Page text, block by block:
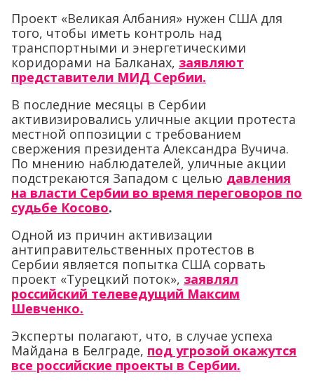
Проект «Великая Албания» нужен США для
того, чтобы иметь контроль над
транспортными и энергетическими
коридорами на Балканах, заявляют
представители МИД Сербии.
В последние месяцы в Сербии
активизировались уличные акции протеста
местной оппозиции с требованием
свержения президента Александра Вучича.
По мнению наблюдателей, уличные акции
подстрекаются Западом с целью давления
на власти Сербии во время переговоров по
судьбе Косово.
Одной из причин активизации
антиправительственных протестов в
Сербии является попытка США сорвать
проект «Турецкий поток», заявлял
российский телеведущий Максим
Шевченко.
Эксперты полагают, что, в случае успеха
Майдана в Белграде, под угрозой окажутся
все российские проекты в Сербии.